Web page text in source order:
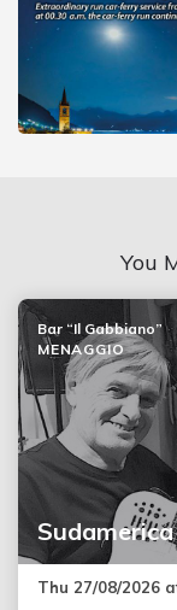
You
Bar “Il Gabbiano”
MENAGGIO
Thu 27/08/2026